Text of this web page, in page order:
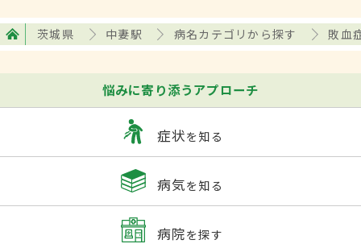
茨城県 中妻駅 病名カテゴリから探す 敗血
悩みに寄り添うアプローチ
症状を知る
病気を知る
病院を探す